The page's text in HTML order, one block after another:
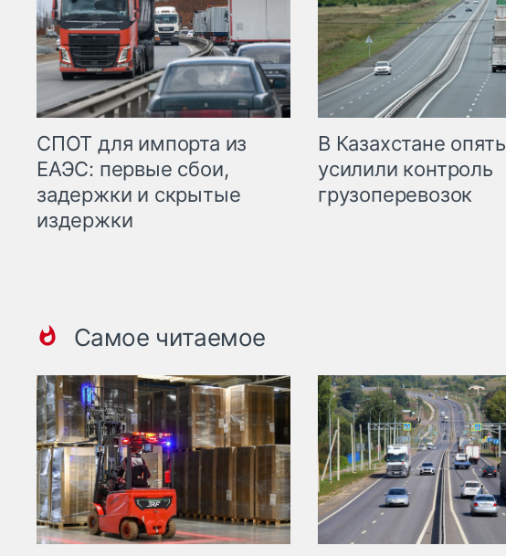
СПОТ для импорта из
ЕАЭС: первые сбои,
задержки и скрытые
издержки
В Казахстане опять
усилили контроль
грузоперевозок
Самое читаемое